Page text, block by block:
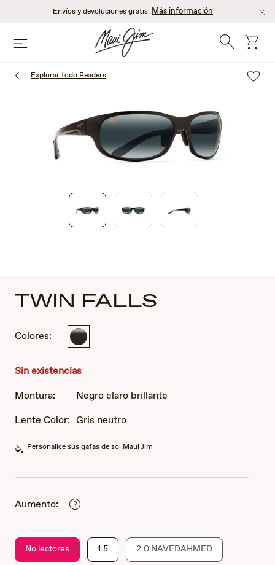
principal
Envíos y devoluciones gratis. Más información
Menú BúsquedaCarro
Explorar todo Readers
TWIN FALLS
Colores:
Negro
Sin existencias
Montura:
Negro claro brillante
Lente Color: Gris neutro
Personalice sus gafas de sol Maui Jim
Aumento:
No lectores 1.5 2.0 NAVEDAHMED